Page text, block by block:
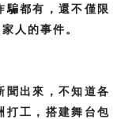
騙都有，還不僅限
人的事件。
聞出來，不知道各
打工，搭建舞台包